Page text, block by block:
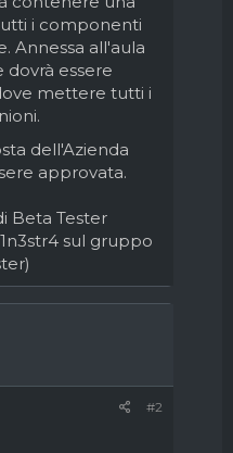
i componenti
Annessa all'aula
dovrà essere
mettere tutti i
dell'Azienda
approvata.
Beta Tester
sul gruppo
#2